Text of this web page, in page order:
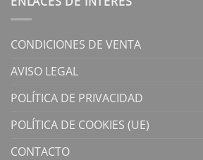
CONDICIONES DE VENTA
AVISO LEGAL
POLÍTICA DE PRIVACIDAD
POLÍTICA DE COOKIES (UE)
CONTACTO